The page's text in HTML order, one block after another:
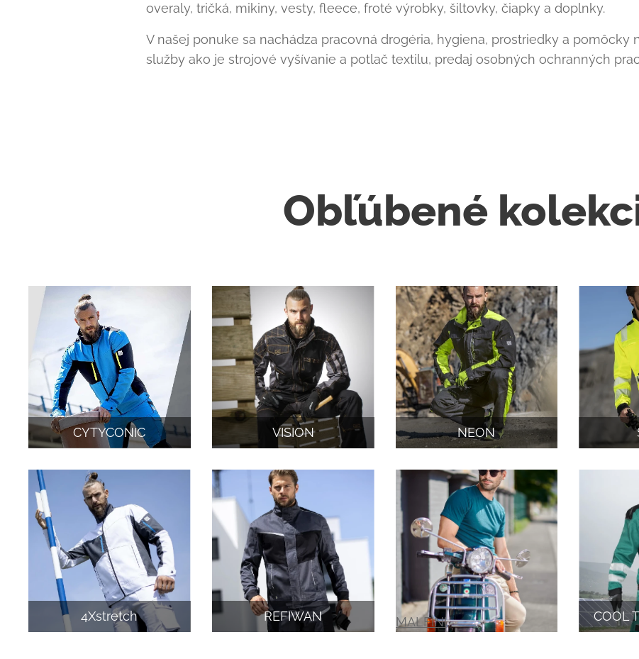
overaly, tričká, mikiny, vesty, fleece, froté výrobky, šiltovky, čiapky a doplnky.
V našej ponuke sa nachádza pracovná drogéria, hygiena, prostriedky a pomôcky
služby ako je strojové vyšívanie a potlač textilu, predaj osobných ochranných
Obľúbené
CYTYCONIC VISION NEON
4Xstretch REFIWAN MALFINI COOL